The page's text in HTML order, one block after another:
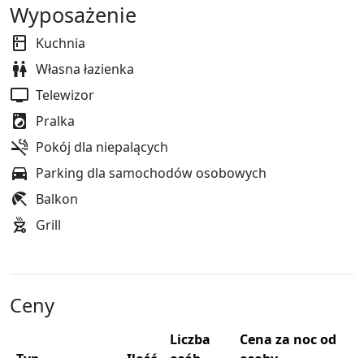
Wyposażenie
Kuchnia
Własna łazienka
Telewizor
Pralka
Pokój dla niepalących
Parking dla samochodów osobowych
Balkon
Grill
Ceny
Liczba
Cena za noc od